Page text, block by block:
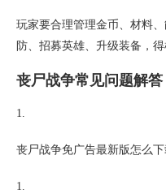
玩家要合理管理金币、材料
防、招募英雄、升级装备，得
丧尸战争常见问题解答
1.
丧尸战争免广告最新版怎么下
1.